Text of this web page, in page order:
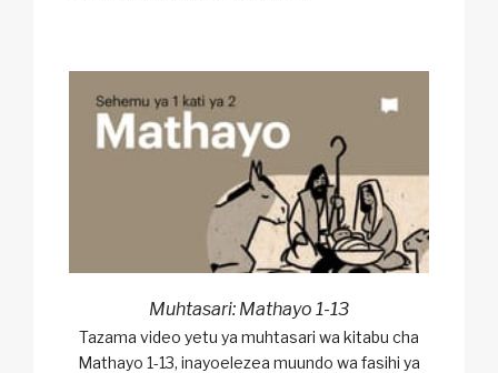
Muhtasari: Mathayo 1-13
Tazama video yetu ya muhtasari wa kitabu cha
Mathayo 1-13, inayoelezea muundo wa fasihi ya